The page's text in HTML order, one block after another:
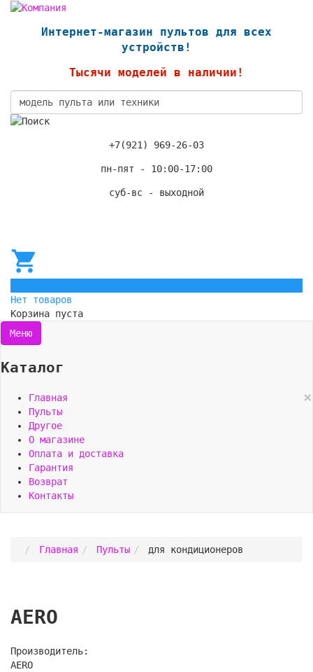
Интернет-магазин пультов для всех
устройств!
Тысячи моделей в наличии!
+7(921) 969-26-03
пн-пят - 10:00-17:00
суб-вс - выходной
Нет товаров
Корзина пуста
Меню
Каталог
×
Главная
Пульты
Другое
О магазине
Оплата и доставка
Гарантия
Возврат
Контакты
Главная Пульты для кондиционеров
AERO
Производитель:
AERO